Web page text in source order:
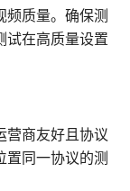
频质量。确保测
试在高质量设置
营商友好且协议
置同一协议的测